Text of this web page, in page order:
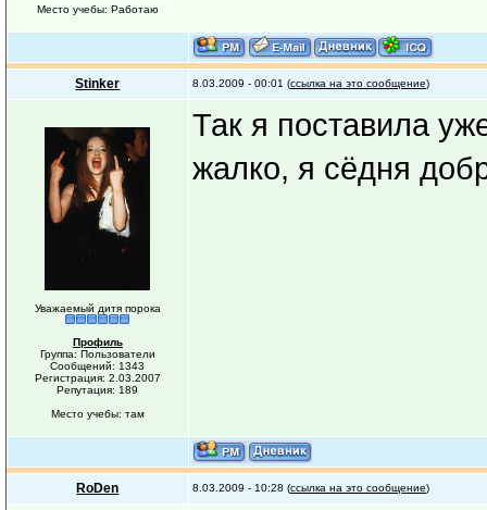
Место учебы: Работаю
Stinker 8.03.2009 - 00:01 (ссылка на это сообщение)
Уважаемый дитя порока
Профиль
Группа: Пользователи
Сообщений: 1343
Регистрация: 2.03.2007
Репутация: 189
Место учебы: там
Так я поставила
жалко, я сёдня
RoDen 8.03.2009 - 10:28 (ссылка на это сообщение)